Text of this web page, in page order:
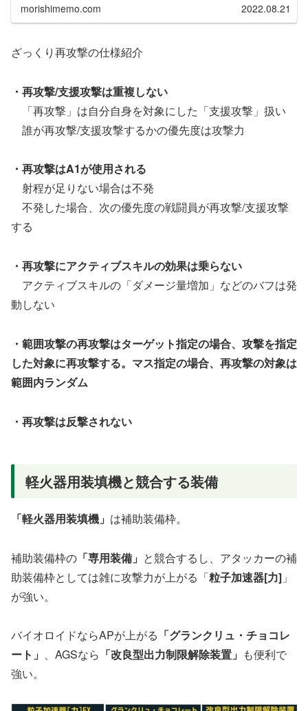
morishimemo.com 2022.08.21
ざっくり再攻撃の仕様紹介
・再攻撃/支援攻撃は重複しない
「再攻撃」は自分自身を対象にした「支援攻撃」扱い
誰が再攻撃/支援攻撃するかの優先度は攻撃力
・再攻撃はA1が使用される
射程が足りない場合は不発
不発した場合、次の優先度の戦闘員が再攻撃/支援攻撃
する
・再攻撃にアクティブスキルの効果は乗らない
アクティブスキルの「ダメージ量増加」などのバフは発
動しない
・範囲攻撃の再攻撃はターゲット指定の場合、攻撃を指定
した対象に再攻撃する。マス指定の場合、再攻撃の対象は
範囲内ランダム
・再攻撃は反撃されない
軽火器用装填機と競合する装備
「軽火器用装填機」 は補助装備枠。
補助装備枠の 「専用装備」 と競合するし、アタッカーの補
助装備枠としては雑に攻撃力が上がる「粒子加速器[力] 」
が強い。
バイオロイドならAPが上がる 「グランクリュ・チョコレ
ート」 、AGSなら 「改良型出力制限解除装置」 も便利で
強い。